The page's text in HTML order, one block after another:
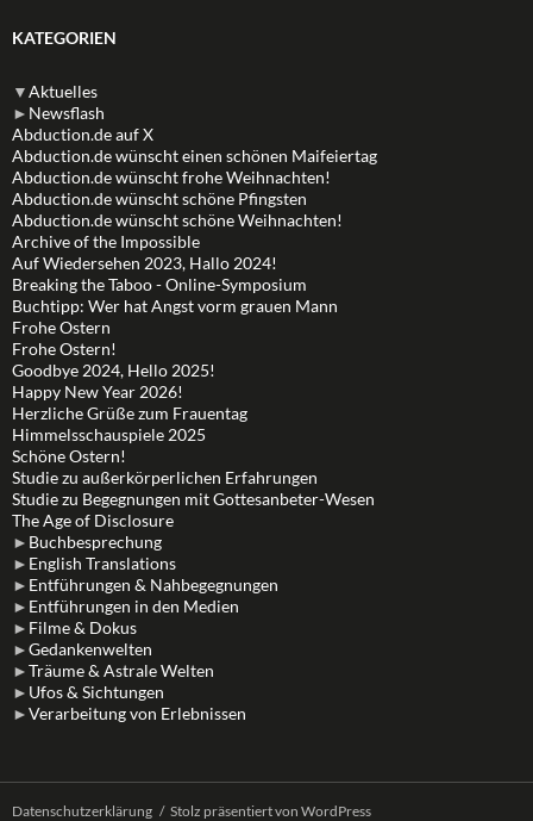
KATEGORIEN
▼Aktuelles
► Newsflash
Abduction.de auf X
Abduction.de wünscht einen schönen Maifeiertag
Abduction.de wünscht frohe Weihnachten!
Abduction.de wünscht schöne Pfingsten
Abduction.de wünscht schöne Weihnachten!
Archive of the Impossible
Auf Wiedersehen 2023, Hallo 2024!
Breaking the Taboo - Online-Symposium
Buchtipp: Wer hat Angst vorm grauen Mann
Frohe Ostern
Frohe Ostern!
Goodbye 2024, Hello 2025!
Happy New Year 2026!
Herzliche Grüße zum Frauentag
Himmelsschauspiele 2025
Schöne Ostern!
Studie zu außerkörperlichen Erfahrungen
Studie zu Begegnungen mit Gottesanbeter-Wesen
The Age of Disclosure
► Buchbesprechung
► English Translations
► Entführungen & Nahbegegnungen
► Entführungen in den Medien
► Filme & Dokus
►Gedankenwelten
►Träume & Astrale Welten
► Ufos & Sichtungen
►Verarbeitung von Erlebnissen
Datenschutzerklärung Stolz präsentiert von WordPress